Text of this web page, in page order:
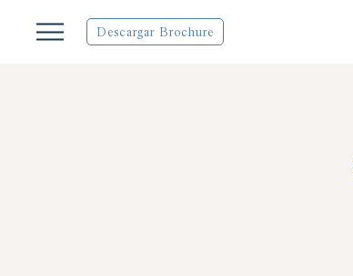
Descargar Brochure